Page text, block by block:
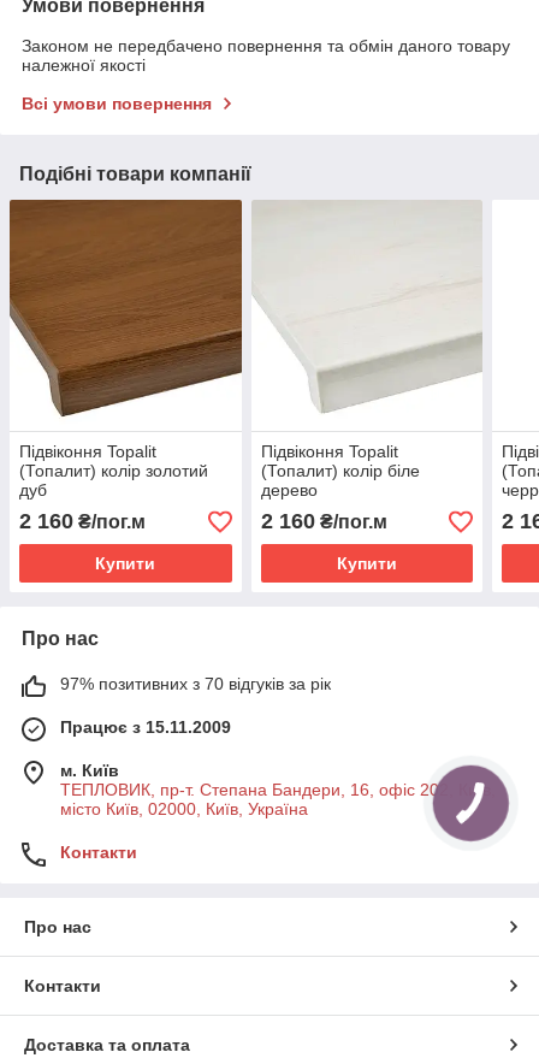
Умови повернення
Законом не передбачено повернення та обмін даного товару
належної якості
Всі умови повернення
Подібні товари компанії
Підвіконня Topalit
(Топалит) колір золотий
дуб
2 160 ₴/пог.м
Купити
Підвіконня Topalit
(Топалит) колір біле
дерево
2 160₴/пог.м
Купити
2
Про нас
97% позитивних з 70 відгуків за рік
Працює з 15.11.2009
м. Київ
ТЕПЛОВИК, пр-т. Степана Бандери, 16, офіс 202, Київ,
місто Київ, 02000, Київ, Україна
Контакти
Про нас
Контакти
Доставка та оплата